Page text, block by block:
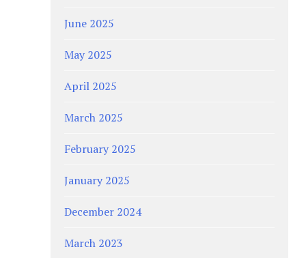
June 2025
May 2025
April 2025
March 2025
February 2025
January 2025
December 2024
March 2023